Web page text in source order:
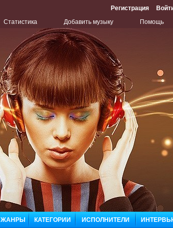
Регистрация
Статистика Добавить музыку Помощь
ЖАНРЫ КАТЕГОРИИ ИСПОЛНИТЕЛИ